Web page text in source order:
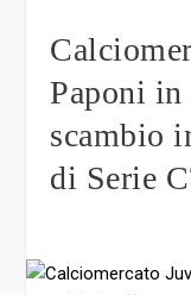
Paponi in
scambio
di Serie